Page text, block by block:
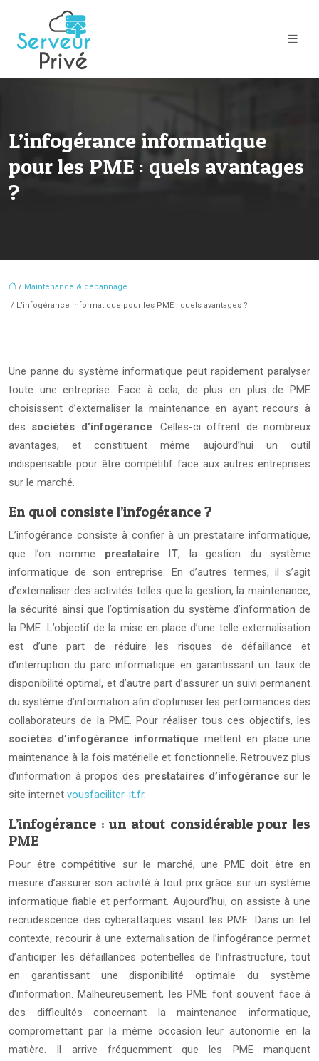
L’infogérance informatique
pour les PME : quels avantages
?
/ Maintenance & dépannage
/ L’infogérance informatique pour les PME : quels avantages ?
Une panne du système informatique peut rapidement paralyser
toute une entreprise. Face à cela, de plus en plus de PME
choisissent d’externaliser la maintenance en ayant recours à
des sociétés d’infogérance. Celles-ci offrent de nombreux
avantages, et constituent même aujourd’hui un outil
indispensable pour être compétitif face aux autres entreprises
sur le marché.
En quoi consiste l’infogérance ?
L’infogérance consiste à confier à un prestataire informatique,
que l’on nomme prestataire IT, la gestion du système
informatique de son entreprise. En d’autres termes, il s’agit
d’externaliser des activités telles que la gestion, la maintenance,
la sécurité ainsi que l’optimisation du système d’information de
la PME. L’objectif de la mise en place d’une telle externalisation
est d’une part de réduire les risques de défaillance et
d’interruption du parc informatique en garantissant un taux de
disponibilité optimal, et d’autre part d’assurer un suivi permanent
du système d’information afin d’optimiser les performances des
collaborateurs de la PME. Pour réaliser tous ces objectifs, les
sociétés d’infogérance informatique mettent en place une
maintenance à la fois matérielle et fonctionnelle. Retrouvez plus
d’information à propos des prestataires d’infogérance sur le
site internet vousfaciliter-it.fr.
L’infogérance : un atout considérable pour les
PME
Pour être compétitive sur le marché, une PME doit être en
mesure d’assurer son activité à tout prix grâce sur un système
informatique fiable et performant. Aujourd’hui, on assiste à une
recrudescence des cyberattaques visant les PME. Dans un tel
contexte, recourir à une externalisation de l’infogérance permet
d’anticiper les défaillances potentielles de l’infrastructure, tout
en garantissant une disponibilité optimale du système
d’information. Malheureusement, les PME font souvent face à
des difficultés concernant la maintenance informatique,
compromettant par la même occasion leur autonomie en la
matière. Il arrive fréquemment que les PME manquent